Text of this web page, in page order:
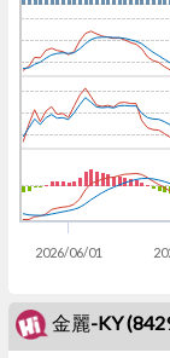
2026/06/01
金麗-KY